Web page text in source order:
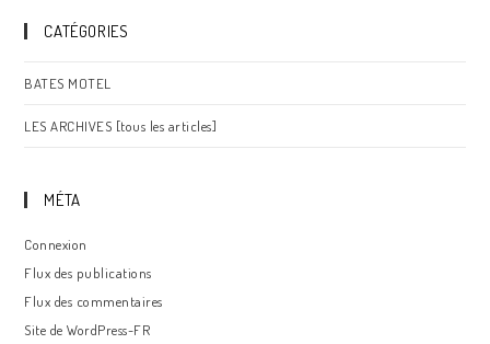
CATÉGORIES
BATES MOTEL
LES ARCHIVES [tous les articles]
MÉTA
Connexion
Flux des publications
Flux des commentaires
Site de WordPress-FR